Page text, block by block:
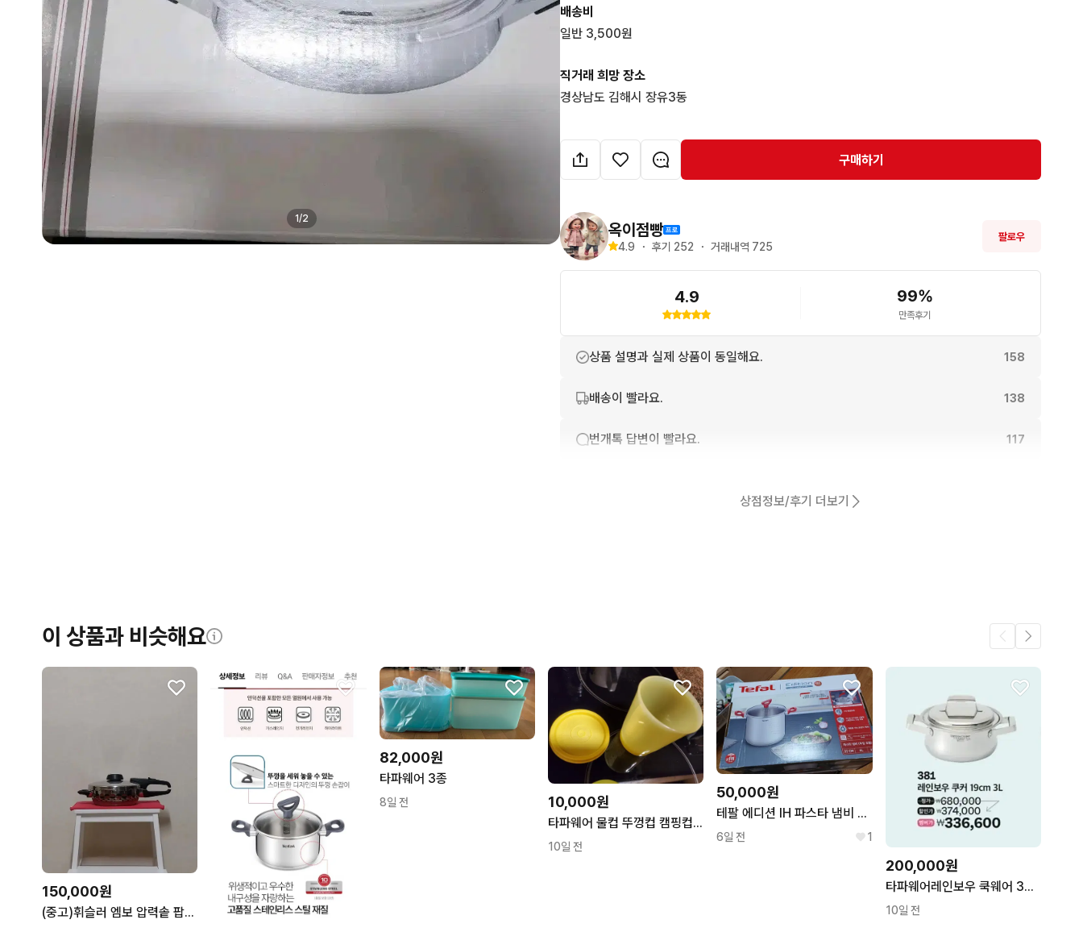
1/2
배송비
일반 3,500원
직거래 희망 장소
경상남도 김해시 장유3동
구매하기
옥이점빵
4.9 ・ 후기 252 ・ 거래내역 725
팔로우
4.9 99%
만족후기
상품 설명과 실제 상품이 동일해요. 158
배송이 빨라요. 138
번개톡 답변이 빨라요. 117
무리한 네고를 하지 않아요. 3
꼭 필요한 문의만 해요.
상점정보/후기 더보기
이 상품과 비슷해요
150,000원
(중고)휘슬러 엠보 압력솥 팝니다(2.5리터)
82,000원
타파웨어 3종
8일 전 10,000원
타파웨어 물컵 뚜껑컵 캠핑컵 등산컵 러블리 200ml + 쁘띠 원형볼
10일 전
50,000원
테팔 에디션 IH 파스타 냄비 22cm 6L
6일 전 1
200,000원
타파웨어레인보우 쿡웨어 381 19cm 3L 냄비
10일 전